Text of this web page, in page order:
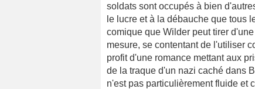
soldats sont occupés à bien
le lucre et à la débauche que tous
comique que Wilder peut tirer
mesure, se contentant de l'utiliser
profit d'une romance mettant aux
de la traque d'un nazi caché dans
n'est pas particulièrement fluide et